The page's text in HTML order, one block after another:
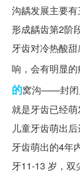
沟龋发展主要
形成龋齿第2阶
牙齿对冷热酸
响，会有明显
的窝沟——封闭
就是牙齿已经萌
儿童牙齿萌出
牙齿萌出的4年
牙11-13 岁，